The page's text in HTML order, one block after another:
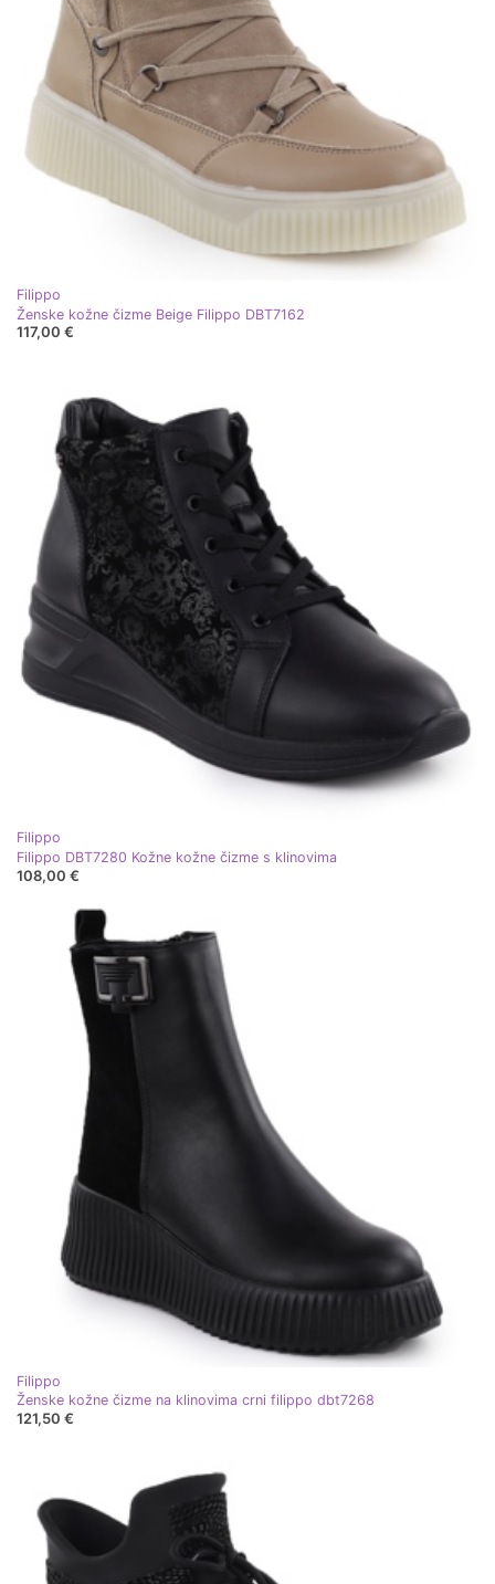
Filippo
Ženske kožne čizme Beige Filippo DBT7162
117,00 €
Filippo
Filippo DBT7280 Kožne kožne čizme s klinovima
108,00 €
Filippo
Ženske kožne čizme na klinovima crni filippo dbt7268
121,50 €